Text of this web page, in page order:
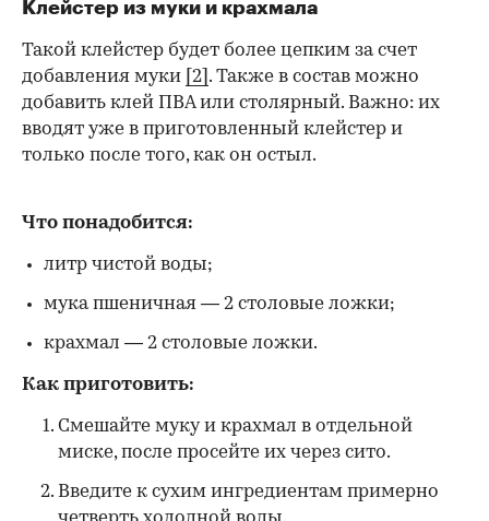
Клейстер из муки и крахмала
Такой клейстер будет более цепким за счет
добавления муки [2] . Также в состав можно
добавить клей ПВА или столярный. Важно: их
вводят уже в приготовленный клейстер и
только после того, как он остыл.
Что понадобится:
литр чистой воды;
мука пшеничная — 2 столовые ложки;
крахмал — 2 столовые ложки.
Как приготовить:
Смешайте муку и крахмал в отдельной
миске, после просейте их через сито.
Введите к сухим ингредиентам примерно